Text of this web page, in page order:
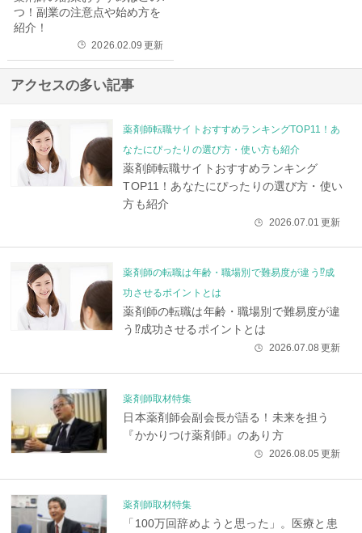
つ！副業の注意点や始め方を
紹介！
🕒 2026.02.09 更新
アクセスの多い記事
薬剤師転職サイトおすすめランキングTOP11！あ
なたにぴったりの選び方・使い方も紹介
薬剤師転職サイトおすすめランキング
TOP11！あなたにぴったりの選び方・使い
方も紹介
🕒 2026.07.01 更新
薬剤師の転職は年齢・職場別で難易度が違う⁉成
功させるポイントとは
薬剤師の転職は年齢・職場別で難易度が違
う⁉成功させるポイントとは
🕒 2026.07.08 更新
薬剤師取材特集
日本薬剤師会副会長が語る！未来を担う
『かかりつけ薬剤師』のあり方
🕒 2026.08.05 更新
薬剤師取材特集
「100万回辞めようと思った」。医療と患